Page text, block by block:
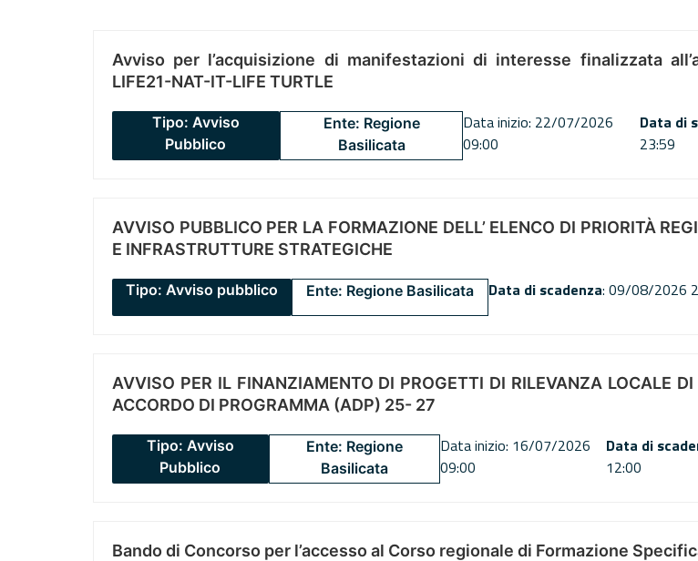
Avviso per l’acquisizione di manifestazioni di interesse finalizzata
LIFE21-NAT-IT-LIFE TURTLE
Tipo: Avviso
Pubblico
Ente: Regione
Basilicata
Data inizio: 22/07/2026
09:00
Data di
23:59
AVVISO PUBBLICO PER LA FORMAZIONE DELL’ ELENCO DI PRIORITÀ
E INFRASTRUTTURE STRATEGICHE
Tipo: Avviso pubblico Ente: Regione Basilicata Data di scadenza: 09/08/2026
AVVISO PER IL FINANZIAMENTO DI PROGETTI DI RILEVANZA LOCALE
ACCORDO DI PROGRAMMA (ADP) 25- 27
Tipo: Avviso
Pubblico
Ente: Regione
Basilicata
Data inizio: 16/07/2026
09:00
Data di
12:00
Bando di Concorso per l’accesso al Corso regionale di Formazione